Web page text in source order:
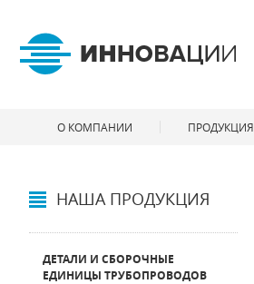
НАША ПРОДУКЦИЯ
ДЕТАЛИ И СБОРОЧНЫЕ
ЕДИНИЦЫ ТРУБОПРОВОДОВ
О КОМПАНИИ ПРОДУКЦИЯ